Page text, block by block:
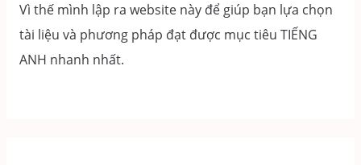
chi tiết
Vì thế mình lập ra website này để giúp bạn lựa chọn
tài liệu và phương pháp đạt được mục tiêu TIẾNG
ANH nhanh nhất.